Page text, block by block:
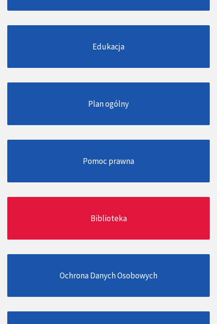
Edukacja
Plan ogólny
Pomoc prawna
Biblioteka
Ochrona Danych Osobowych